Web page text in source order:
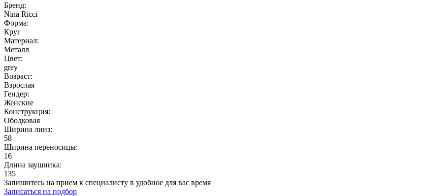
Бренд:
Nina Ricci
Форма:
Круг
Материал:
Металл
Цвет:
grey
Возраст:
Взрослая
Гендер:
Женские
Конструкция:
Ободковая
Ширина линз:
58
Ширина переносицы:
16
Длина заушника:
135
Запишитесь на прием к специалисту в удобное для вас время
Записаться на подбор